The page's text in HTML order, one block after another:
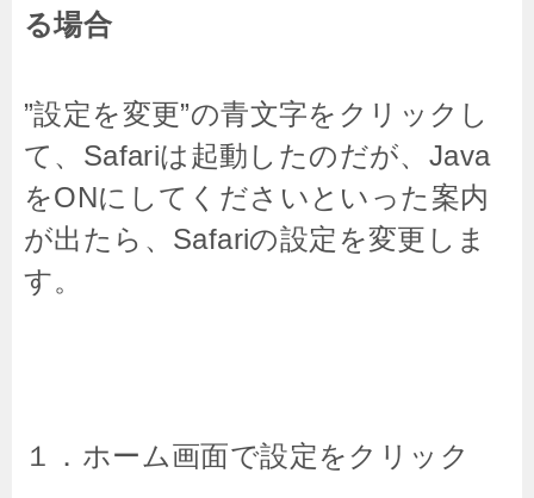
る場合
”設定を変更”の青文字をクリックし
て、Safariは起動したのだが、Java
をONにしてくださいといった案内
が出たら、Safariの設定を変更しま
す。
１．ホーム画面で設定をクリック